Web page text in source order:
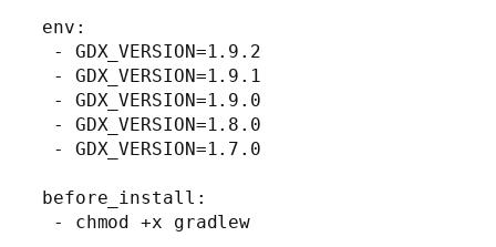
env:
- GDX_VERSION=1.9.2
- GDX_VERSION=1.9.1
- GDX_VERSION=1.9.0
- GDX_VERSION=1.8.0
- GDX_VERSION=1.7.0
before_install: